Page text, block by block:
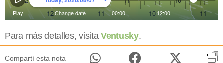
Para más detalles, visitaVentusky.
Compartí esta nota